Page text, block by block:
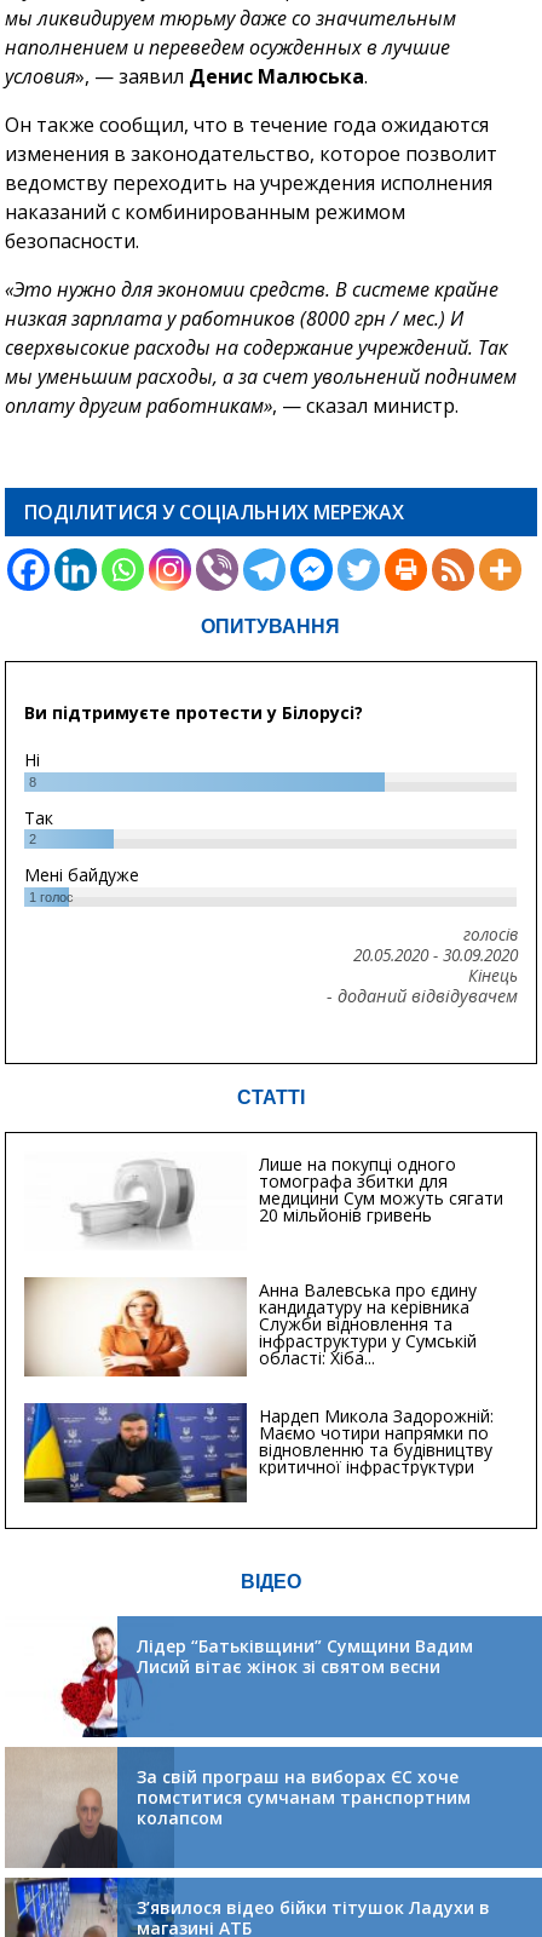
мы ликвидируем тюрьму даже со значительным
наполнением и переведем осужденных в лучшие
условия», — заявил Денис Малюська.
Он также сообщил, что в течение года ожидаются
изменения в законодательство, которое позволит
ведомству переходить на учреждения исполнения
наказаний с комбинированным режимом
безопасности.
«Это нужно для экономии средств. В системе крайне
низкая зарплата у работников (8000 грн / мес.) И
сверхвысокие расходы на содержание учреждений. Так
мы уменьшим расходы, а за счет увольнений поднимем
оплату другим работникам», — сказал министр.
ПОДІЛИТИСЯ У СОЦІАЛЬНИХ МЕРЕЖАХ
ОПИТУВАННЯ
Ви підтримуєте протести у Білорусі?
Ні
8
Так
2
Мені байдуже
1 голос
голосів
20.05.2020- 30.09.2020
Кінець
- доданий відвідувачем
СТАТТІ
Лише на покупці одного
томографа збитки для
медицини Сум можуть сягати
20 мільйонів гривень
Анна Валевська про єдину
кандидатуру на керівника
Служби відновлення та
інфраструктури у Сумській
області: Хіба...
Нардеп Микола Задорожній:
Маємо чотири напрямки по
відновленню та будівництву
критичної інфраструктури
ВІДЕО
Лідер “Батьківщини” Сумщини Вадим
Лисий вітає жінок зі святом весни
За свій програш на виборах ЄС хоче
помститися сумчанам транспортним
колапсом
З’явилося відео бійки тітушок Ладухи в
магазині АТБ